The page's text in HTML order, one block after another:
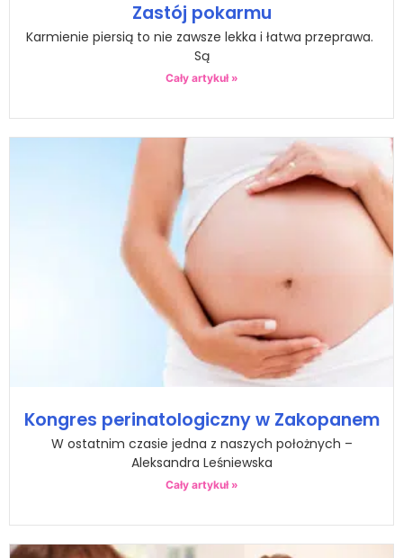
Zastój pokarmu
Karmienie piersią to nie zawsze lekka i łatwa przeprawa.
Są
Cały artykuł »
Kongres perinatologiczny w Zakopanem
W ostatnim czasie jedna z naszych położnych –
Aleksandra Leśniewska
Cały artykuł »